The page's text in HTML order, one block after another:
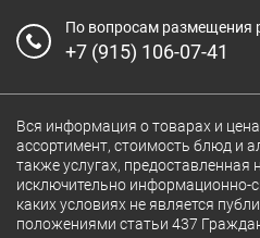
По вопросам размещения
+7 (915) 106-07-41
Вся информация о товарах и
ассортимент, стоимость блюд и
также услугах, предоставленная
исключительно информационно-
каких условиях не является
положениями статьи 437